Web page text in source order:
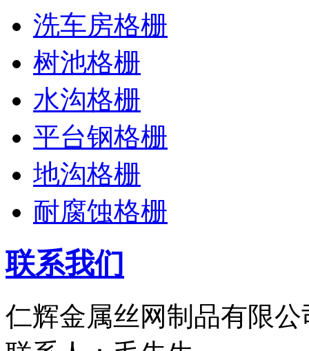
洗车房格栅
树池格栅
水沟格栅
平台钢格栅
地沟格栅
耐腐蚀格栅
联系我们
仁辉金属丝网制品有限公